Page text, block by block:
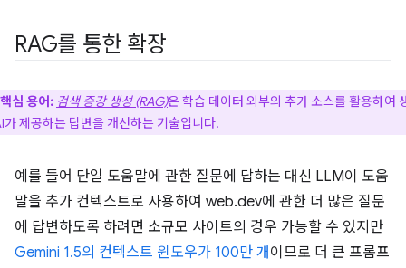
RAG를 통한 확장
핵심 용어: 검색 증강 생성 (RAG)은 학습 데이터 외부의 추가 소스를 활용하여
가 제공하는 답변을 개선하는 기술입니다.
예를 들어 단일 도움말에 관한 질문에 답하는 대신 LLM이 도움
말을 추가 컨텍스트로 사용하여 web.dev에 관한 더 많은 질문
에 답변하도록 하려면 소규모 사이트의 경우 가능할 수 있지만
Gemini 1.5의 컨텍스트 윈도우가 100만 개 이므로 더 큰 프롬프